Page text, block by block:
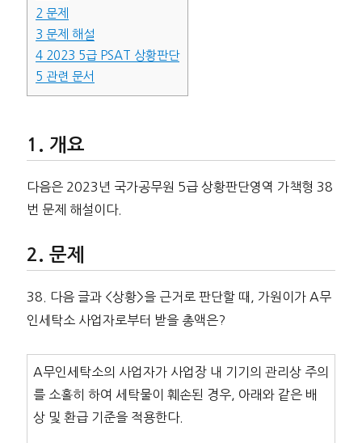
2 문제
3 문제 해설
42023 5급 PSAT 상황판단
5 관련 문서
개요
다음은 2023년 국가공무원 5급 상황판단영역 가책형 38
번 문제 해설이다.
문제
38. 다음 글과 <상황>을 근거로 판단할 때, 가원이가 A무
인세탁소 사업자로부터 받을 총액은?
A무인세탁소의 사업자가 사업장 내 기기의 관리상 주의
를 소홀히 하여 세탁물이 훼손된 경우, 아래와 같은 배
상 및 환급 기준을 적용한다.